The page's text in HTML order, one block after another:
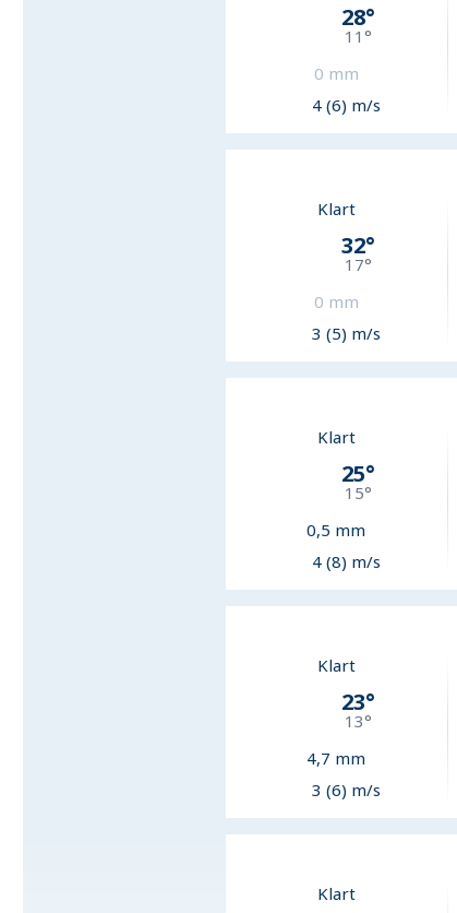
28°
11 °
0 mm
4 (6) m/s
Klart
32°
17°
0 mm
3 (5) m/s
Klart
25°
15°
0,5 mm
4 (8) m/s
Klart
23°
13°
4,7 mm
3 (6) m/s
Klart